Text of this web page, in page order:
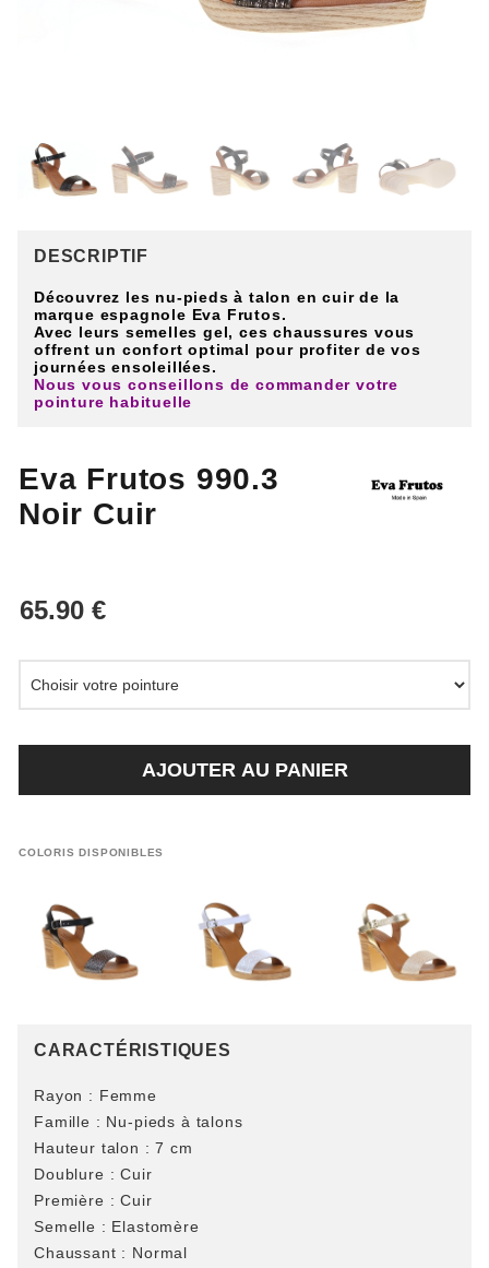
DESCRIPTIF
Découvrez les nu-pieds à talon en cuir de la
marque espagnole Eva Frutos.
Avec leurs semelles gel, ces chaussures vous
offrent un confort optimal pour profiter de vos
journées ensoleillées.
Nous vous conseillons de commander votre
pointure habituelle
Eva Frutos 990.3
Noir Cuir
AJOUTER AU PANIER
COLORIS DISPONIBLES
CARACTÉRISTIQUES
Rayon : Femme
Famille : Nu-pieds à talons
Hauteur talon : 7 cm
Doublure : Cuir
Première : Cuir
Semelle : Elastomère
Chaussant : Normal